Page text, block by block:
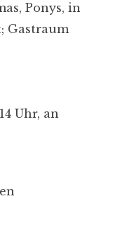
Ponys, in
Gastraum
Uhr, an